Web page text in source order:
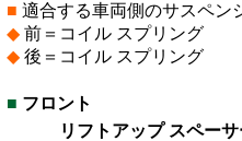
適合する車両側のサスペン
◆ 前＝コイル スプリング
後＝コイル スプリング
■ フロント
トアップ スペーサ